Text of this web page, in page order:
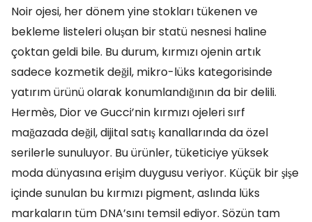
Noir ojesi, her dönem yine stokları tükenen ve
bekleme listeleri oluşan bir statü nesnesi haline
çoktan geldi bile. Bu durum, kırmızı ojenin artık
sadece kozmetik değil, mikro-lüks kategorisinde
yatırım ürünü olarak konumlandığının da bir delili.
Hermès, Dior ve Gucci’nin kırmızı ojeleri sırf
mağazada değil, dijital satış kanallarında da özel
serilerle sunuluyor. Bu ürünler, tüketiciye yüksek
moda dünyasına erişim duygusu veriyor. Küçük bir şişe
içinde sunulan bu kırmızı pigment, aslında lüks
markaların tüm DNA’sını temsil ediyor. Sözün tam